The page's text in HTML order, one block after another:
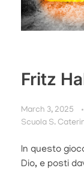
Fritz
March 3, 2025
Scuola S.
In questo
Dio, e posti